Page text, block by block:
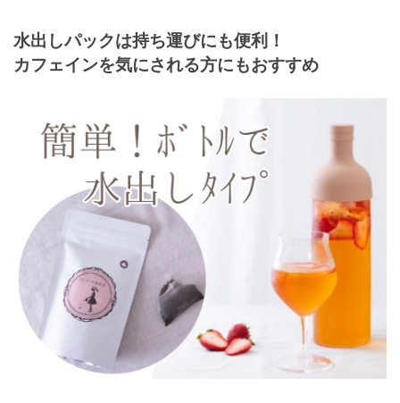
水出しパックは持ち運びにも便利！
カフェインを気にされる方にもおすすめ